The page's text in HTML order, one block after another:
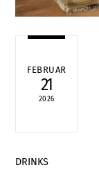
FEBRUAR
21
2026
DRINKS